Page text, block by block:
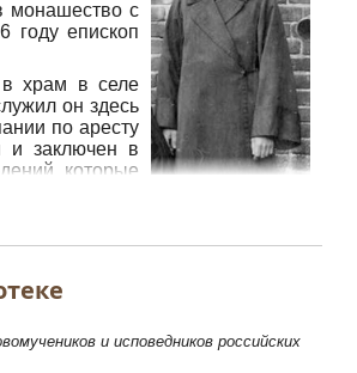
монашество с
году епископ
в храм в селе
он здесь
по аресту
и заключен в
которые
в том,
царей и
его.
в 1927 году.
(умер в 1929
и исповедников российских